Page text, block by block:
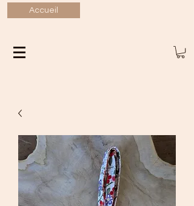
Accueil